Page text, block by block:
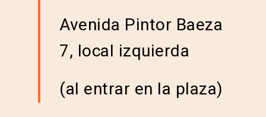
Avenida Pintor Baeza
7, local izquierda
(al entrar en la plaza)